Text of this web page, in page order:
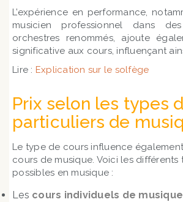
L’expérience en performance,
musicien professionnel dans
orchestres renommés, ajoute
significative aux cours, influençant
Lire : Explication sur le solfège
Prix selon les types
particuliers de
Le type de cours influence
cours de musique. Voici les différents
possibles en musique :
Les cours individuels de musique